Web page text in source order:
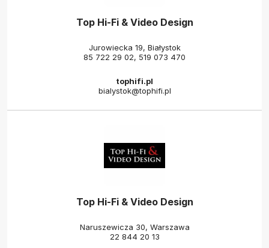
Top Hi-Fi & Video Design
Jurowiecka 19, Białystok
85 722 29 02, 519 073 470
tophifi.pl
bialystok@tophifi.pl
Top Hi-Fi & Video Design
Naruszewicza 30, Warszawa
22 844 20 13